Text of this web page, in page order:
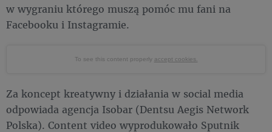
w wygraniu którego muszą pomóc mu fani na
Facebooku i Instagramie.
To see this content properly accept cookies.
Za koncept kreatywny i działania w social media
odpowiada agencja Isobar (Dentsu Aegis Network
Polska). Content video wyprodukowało Sputnik